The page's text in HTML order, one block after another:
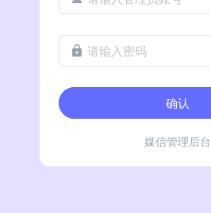
请输入密码
确认
媒信管理后台